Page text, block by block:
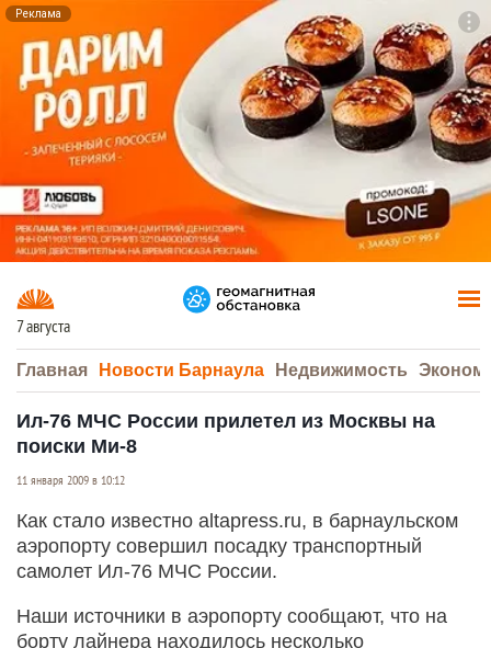
Реклама
7 августа
Главная Новости Барнаула Недвижимость
Ил-76 МЧС России прилетел из Москвы на
поиски Ми-8
11 января 2009 в 10:12
Как стало известно altapress.ru, в барнаульском
аэропорту совершил посадку транспортный
самолет Ил-76 МЧС России.
Наши источники в аэропорту сообщают, что на
борту лайнера находилось несколько